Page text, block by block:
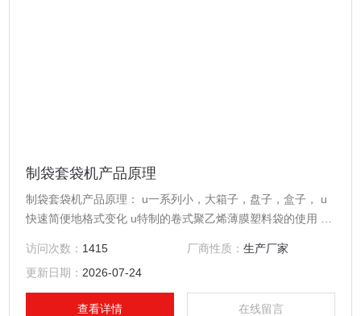
制袋套袋机产品原理
制袋套袋机产品原理： u一系列小，大箱子，盘子，盒子， u
快速简便地格式变化 u特制的卷式聚乙烯薄膜塑料袋的使用 u
访问次数： 1415 厂商性质： 生产厂家
更新日期： 2026-07-24
查看详情 在线留言